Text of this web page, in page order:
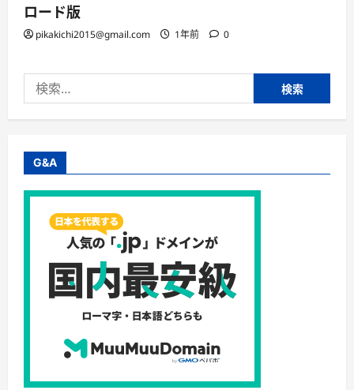
ロード版
pikakichi2015@gmail.com 1年前 0
索:
G&A